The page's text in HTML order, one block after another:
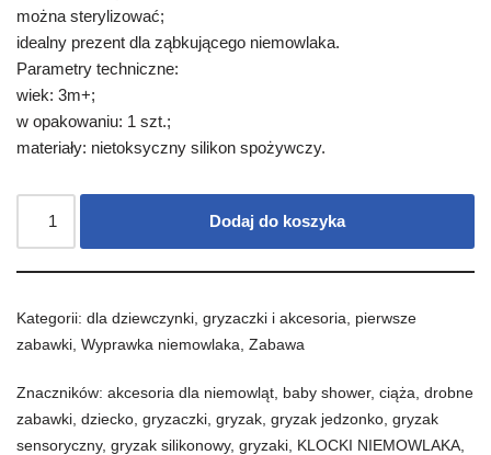
można sterylizować;
idealny prezent dla ząbkującego niemowlaka.
Parametry techniczne:
wiek: 3m+;
w opakowaniu: 1 szt.;
materiały: nietoksyczny silikon spożywczy.
Dodaj do koszyka
Kategorii: dla dziewczynki gryzaczki i akcesoria
pierwsze
zabawki Wyprawka niemowlaka Zabawa
Znaczników: akcesoria dla niemowląt baby shower, ciąża drobne
zabawki dziecko gryzaczki gryzak gryzak jedzonko gryzak
sensoryczny, gryzak silikonowy, gryzaki KLOCKI NIEMOWLAKA